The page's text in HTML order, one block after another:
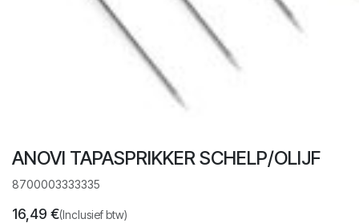
ANOVI TAPASPRIKKER SCHELP/OLIJF
8700003333335
16,49 €(Inclusief btw)